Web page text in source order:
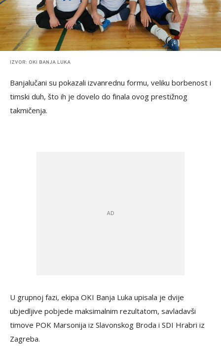
IZVOR: OKI BANJA LUKA
Banjalučani su pokazali izvanrednu formu, veliku borbenost i
timski duh, što ih je dovelo do finala ovog prestižnog
takmičenja.
U grupnoj fazi, ekipa OKI Banja Luka upisala je dvije
ubjedljive pobjede maksimalnim rezultatom, savladavši
timove POK Marsonija iz Slavonskog Broda i SDI Hrabri iz
Zagreba.